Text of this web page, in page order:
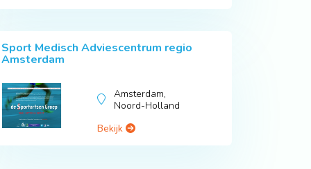
Sport Medisch Adviescentrum regio
Amsterdam
Amsterdam,
Noord-Holland
Bekijk